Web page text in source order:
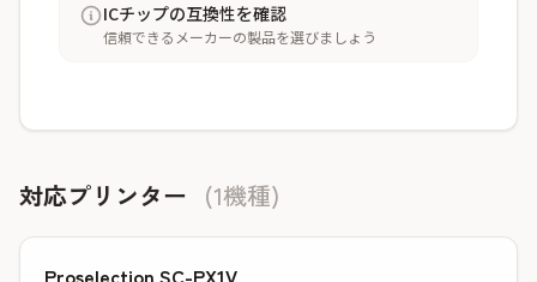
ICチップの互換性を確認
信頼できるメーカーの製品を選びましょう
対応プリンター (1機種)
Proselection SC-PX1V